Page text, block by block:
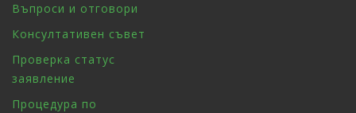
Въпроси и отговори
Консултативен съвет
Проверка статус
заявление
Процедура по